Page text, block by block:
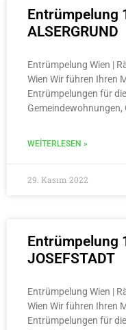
Entrümpelung
ALSERGRUND
Entrümpelung Wien |
Wien Wir führen Ihren
Entrümpelungen für
WEITERLESEN »
29. Kasım 2022
Entrümpelung
JOSEFSTADT
Entrümpelung Wien |
Wien Wir führen Ihren
Entrümpelungen für